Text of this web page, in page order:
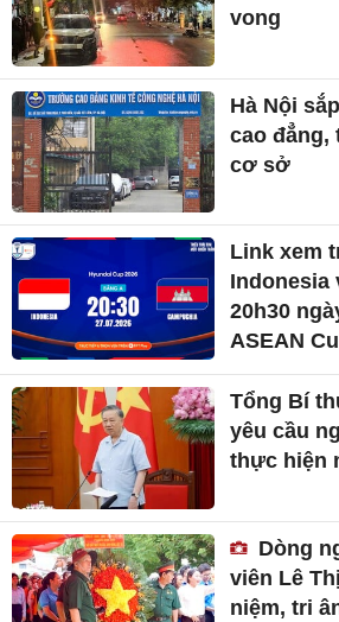
vong
Hà Nội
cao đẳng,
cơ sở
Link xem
Indonesia
20h30
ASEAN
Tổng Bí
yêu cầu
thực hiện
Dòng
viên Lê
niệm, tri